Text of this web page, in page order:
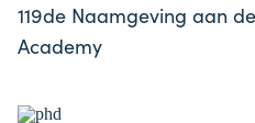
119de Naamgeving aan
Academy